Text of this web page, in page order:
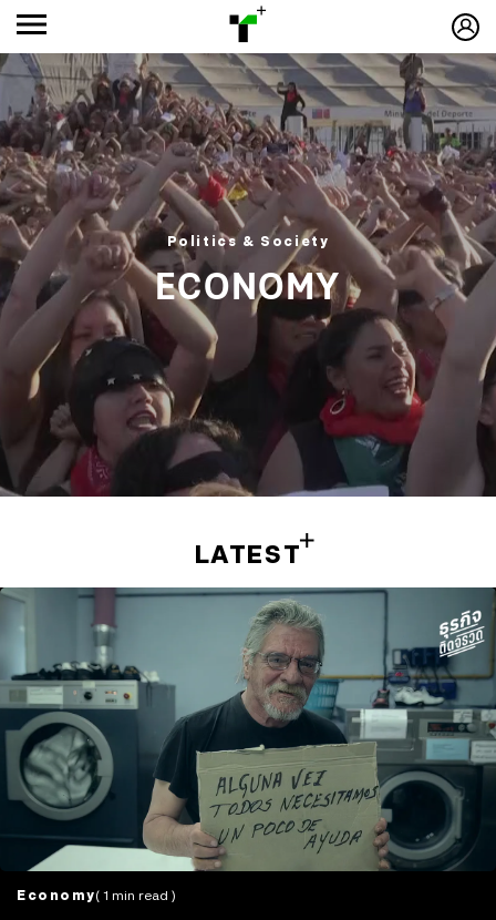
Politics & Society
ECONOMY
LATEST
Economy( 1 min read )